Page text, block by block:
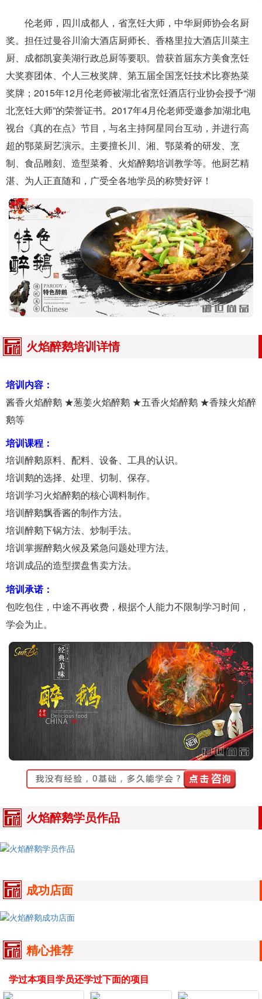
伦老师，四川成都人，省烹饪大师，中华厨师协会名厨
奖。担任过曼谷川渝大酒店厨师长、香格里拉大酒店川菜主
厨、成都凯宴美湖行政总厨等要职。曾获首届东方美食烹饪
大奖赛团体、个人三枚奖牌、第五届全国烹饪技术比赛热菜
奖牌；2015年12月伦老师被湖北省烹饪酒店行业协会授予“湖
北烹饪大师”的荣誉证书。2017年4月伦老师受邀参加湖北电
视台《真的在点》节目，与名主持阿星同台互动，并进行高
超的鄂菜厨艺演示。主要擅长川、湘、鄂菜肴的研发、烹
制、食品雕刻、造型菜肴、火焰醉鹅培训教学等。他厨艺精
湛、为人正直随和，广受全各地学员的称赞好评！
火焰醉鹅培训详情
培训内容：
酱香火焰醉鹅 ★葱姜火焰醉鹅 ★五香火焰醉鹅 ★香辣火焰醉
鹅等
培训课程：
培训醉鹅原料、配料、设备、工具的认识。
培训鹅的选择、处理、切制、保存。
培训学习火焰醉鹅的核心调料制作。
培训醉鹅飘香酱的制作方法。
培训醉鹅下锅方法、炒制手法。
培训掌握醉鹅火候及紧急问题处理方法。
培训成品的造型摆盘售卖方法。
培训承诺：
包吃包住，中途不再收费，根据个人能力不限制学习时间，
学会为止。
火焰醉鹅学员作品
成功店面
精心推荐
学过本项目学员还学过下面的项目